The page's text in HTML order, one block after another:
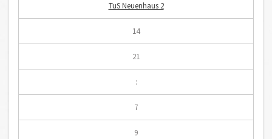
TuS Neuenhaus 2
14
21
:
7
9